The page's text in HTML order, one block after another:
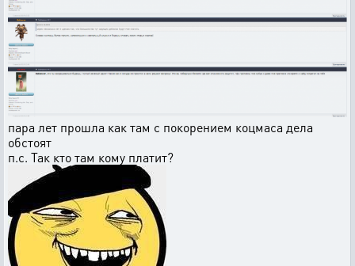
пара лет прошла как там с покорением коцмаса дела
обстоят
п.с. Так кто там кому платит?